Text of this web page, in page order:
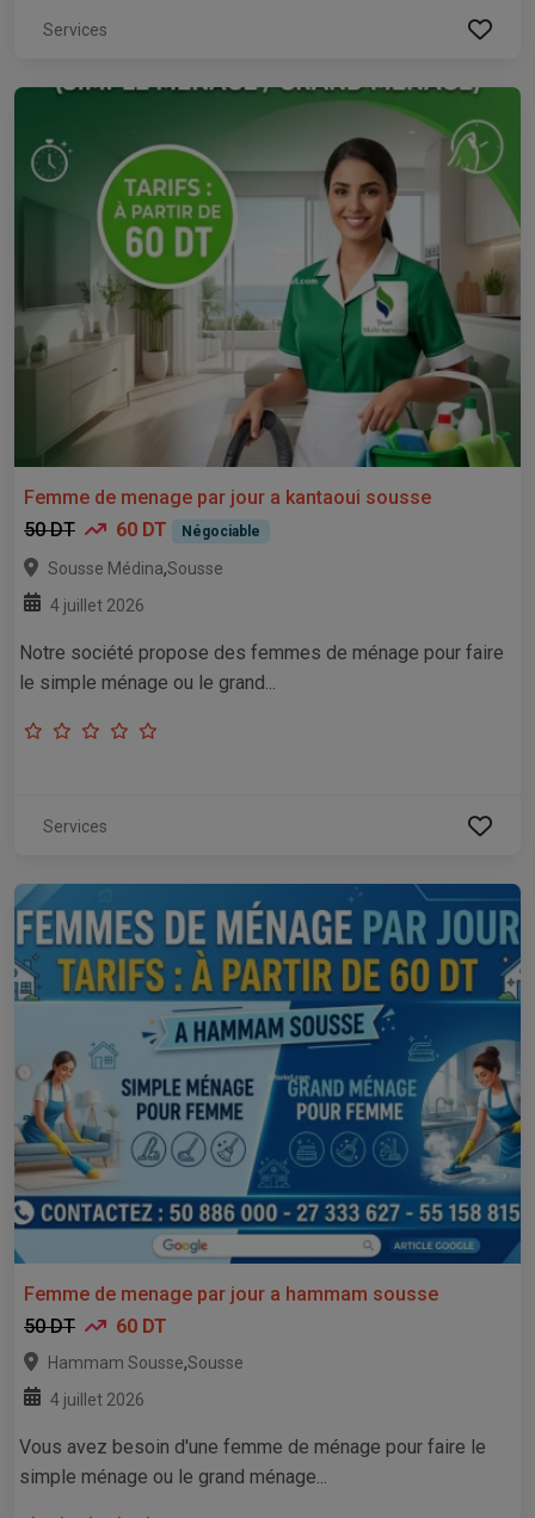
Services
Femme de menage par jour a kantaoui sousse
50 DT
60 DT Négociable
Sousse Médina,Sousse
4 juillet 2026
Notre société propose des femmes de ménage pour faire
le simple ménage ou le grand...
Services
Femme de menage par jour a hammam sousse
50 DT
60 DT
Hammam Sousse,Sousse
4 juillet 2026
Vous avez besoin d'une femme de ménage pour faire le
simple ménage ou le grand ménage...